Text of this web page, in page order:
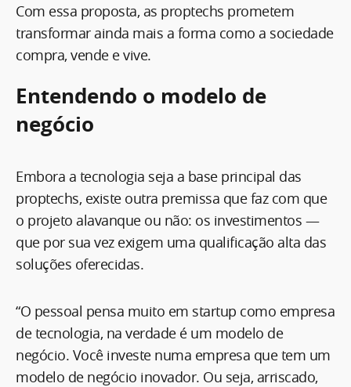
Com essa proposta, as proptechs prometem
transformar ainda mais a forma como a sociedade
compra, vende e vive.
Entendendo o modelo de
negócio
Embora a tecnologia seja a base principal das
proptechs, existe outra premissa que faz com que
o projeto alavanque ou não: os investimentos —
que por sua vez exigem uma qualificação alta das
soluções oferecidas.
“O pessoal pensa muito em startup como empresa
de tecnologia, na verdade é um modelo de
negócio. Você investe numa empresa que tem um
modelo de negócio inovador. Ou seja, arriscado,